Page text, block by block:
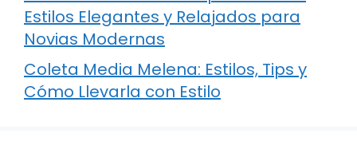
Estilos Elegantes y Relajados para
Novias Modernas
Coleta Media Melena: Estilos, Tips y
Cómo Llevarla con Estilo